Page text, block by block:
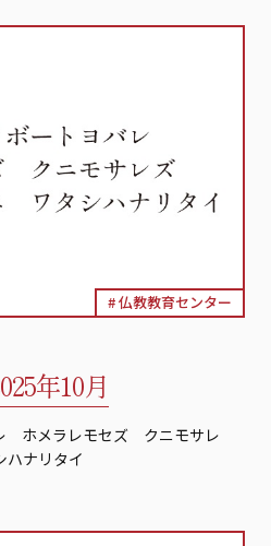
仏教教育センター
年10月
ホメラレモセズ クニモサレ
ナリタイ